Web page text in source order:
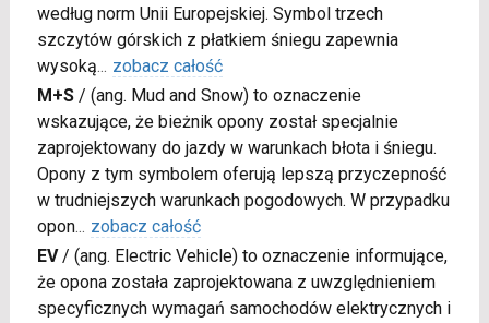
według norm Unii Europejskiej. Symbol trzech
szczytów górskich z płatkiem śniegu zapewnia
wysoką... zobacz całość
M+S/ (ang. Mud and Snow) to oznaczenie
wskazujące, że bieżnik opony został specjalnie
zaprojektowany do jazdy w warunkach błota i śniegu.
Opony z tym symbolem oferują lepszą przyczepność
w trudniejszych warunkach pogodowych. W przypadku
opon... zobacz całość
EV/ (ang. Electric Vehicle) to oznaczenie informujące,
że opona została zaprojektowana z uwzględnieniem
specyficznych wymagań samochodów elektrycznych i